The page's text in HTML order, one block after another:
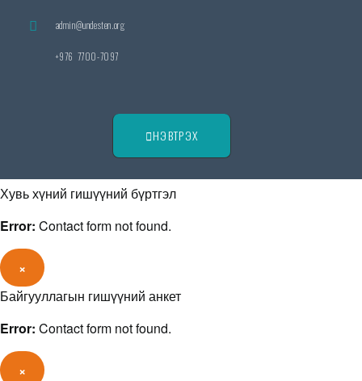
admin@undesten.org
+976 7700-7097
НЭВТРЭХ
Хувь хүний гишүүний бүртгэл
Error: Contact form not found.
×
Байгууллагын гишүүний анкет
Error: Contact form not found.
×